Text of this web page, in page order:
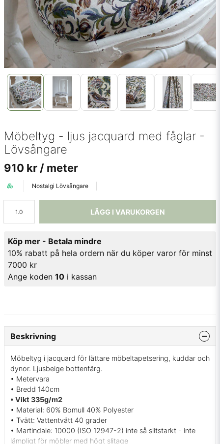
Möbeltyg - ljus jacquard med fåglar -
Lövsångare
910 kr / meter
Nostalgi Lövsångare
LÄGG I VARUKORGEN
Köp mer - Betala mindre
10% rabatt på hela ordern när du köper varor för minst
7000 kr
Ange koden 10 i kassan
Beskrivning
Möbeltyg i jacquard för lättare möbeltapetsering, kuddar och
dynor. Ljusbeige bottenfärg.
• Metervara
• Bredd 140cm
• Vikt 335g/m2
• Material: 60% Bomull 40% Polyester
• Tvätt: Vattentvätt 40 grader
• Martindale: 10000 (ISO 12947-2) inte så slitstarkt - inte
lämpligt för möbler med högt slitage